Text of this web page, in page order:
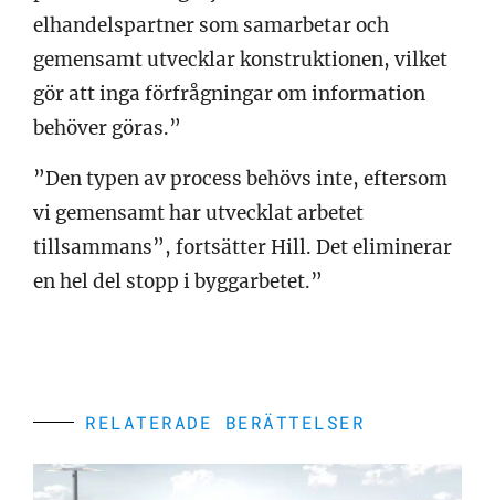
elhandelspartner som samarbetar och
gemensamt utvecklar konstruktionen, vilket
gör att inga förfrågningar om information
behöver göras.”
”Den typen av process behövs inte, eftersom
vi gemensamt har utvecklat arbetet
tillsammans”, fortsätter Hill. Det eliminerar
en hel del stopp i byggarbetet.”
RELATERADE BERÄTTELSER